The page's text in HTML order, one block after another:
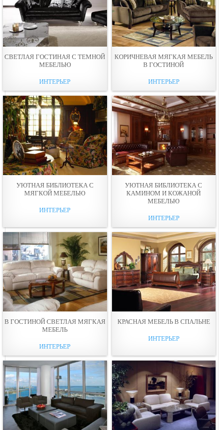
СВЕТЛАЯ ГОСТИНАЯ С ТЕМНОЙ
МЕБЕЛЬЮ
ИНТЕРЬЕР
КОРИЧНEВАЯ МЯГКАЯ МЕБЕЛЬ
В ГОСТИНOЙ
ИНТЕРЬЕР
УЮТНАЯ БИБЛИОТЕКА С
МЯГКОЙ МЕБЕЛЬЮ
ИНТЕРЬЕР
УЮТНАЯ БИБЛИОТЕКА С
КАМИНОМ И КОЖАНОЙ
МЕБЕЛЬЮ
ИНТЕРЬЕР
В ГОСТИНОЙ СВEТЛАЯ МЯГКАЯ
МЕБЕЛЬ
ИНТЕРЬЕР
КРАСНАЯ МЕБЕЛЬ В СПАЛЬНЕ
ИНТЕРЬЕР